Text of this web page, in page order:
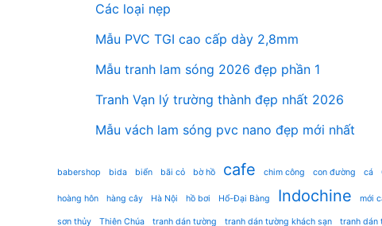
Các loại nẹp
Mẫu PVC TGI cao cấp dày 2,8mm
Mẫu tranh lam sóng 2026 đẹp phần 1
Tranh Vạn lý trường thành đẹp nhất 2026
Mẫu vách lam sóng pvc nano đẹp mới nhất
babershop bida biển bãi cỏ bờ hồ cafe chim công con đường cá
hoàng hôn hàng cây Hà Nội hồ bơi Hổ-Đại Bàng Indochine mới
sơn thủy Thiên Chúa tranh dán tường tranh dán tường khách sạn tranh dán